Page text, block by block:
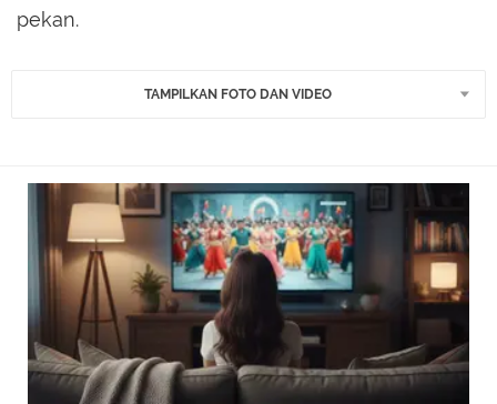
pekan.
TAMPILKAN FOTO DAN VIDEO